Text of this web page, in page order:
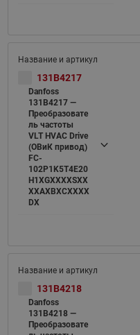
131B4217
Danfoss
131B4217 —
Преобразовате
ль частоты
VLT HVAC Drive
(ОВиК привод)
FC-
102P1K5T4E20
H1XGXXXXSXX
XXAXBXCXXXX
DX
131B4218
Danfoss
131B4218 —
Преобразовате